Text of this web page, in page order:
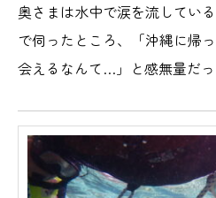
奥さまは水中で涙を流してい
で伺ったところ、「沖縄に帰
会えるなんて…」と感無量だっ